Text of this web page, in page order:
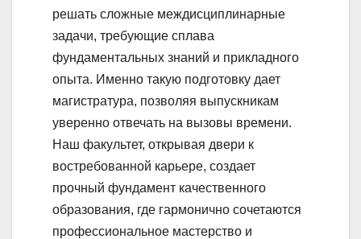
решать сложные междисциплинарные
задачи, требующие сплава
фундаментальных знаний и прикладного
опыта. Именно такую подготовку дает
магистратура, позволяя выпускникам
уверенно отвечать на вызовы времени.
Наш факультет, открывая двери к
востребованной карьере, создает
прочный фундамент качественного
образования, где гармонично сочетаются
профессиональное мастерство и